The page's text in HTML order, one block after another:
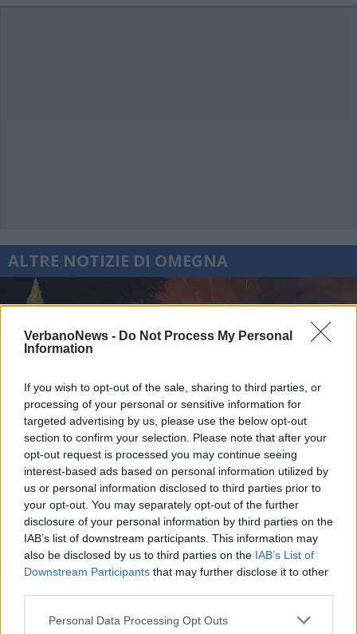
VerbanoNews - Do Not Process My Personal
Information
If you wish to opt-out of the sale, sharing to third parties, or
processing of your personal or sensitive information for
targeted advertising by us, please use the below opt-out
section to confirm your selection. Please note that after your
opt-out request is processed you may continue seeing
interest-based ads based on personal information utilized by
us or personal information disclosed to third parties prior to
your opt-out. You may separately opt-out of the further
disclosure of your personal information by third parties on the
IAB’s list of downstream participants. This information may
also be disclosed by us to third parties on the IAB’s List of
Downstream Participants that may further disclose it to other
Personal Data Processing Opt Outs
ALTRE NOTIZIE DI OMEGNA
VERBANIA
Notte di incendi nel Vco: in fiamme
la vegetazione a Monte Zuoli,
intervento di vigili del fuoco e
volontari antincendio